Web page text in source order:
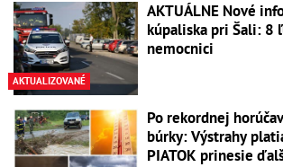
AKTUALIZOVANÉ
AKTUÁLNE Nové
kúpaliska pri Šali: 8
nemocnici
Po rekordnej
búrky: Výstrahy
PIATOK prinesie